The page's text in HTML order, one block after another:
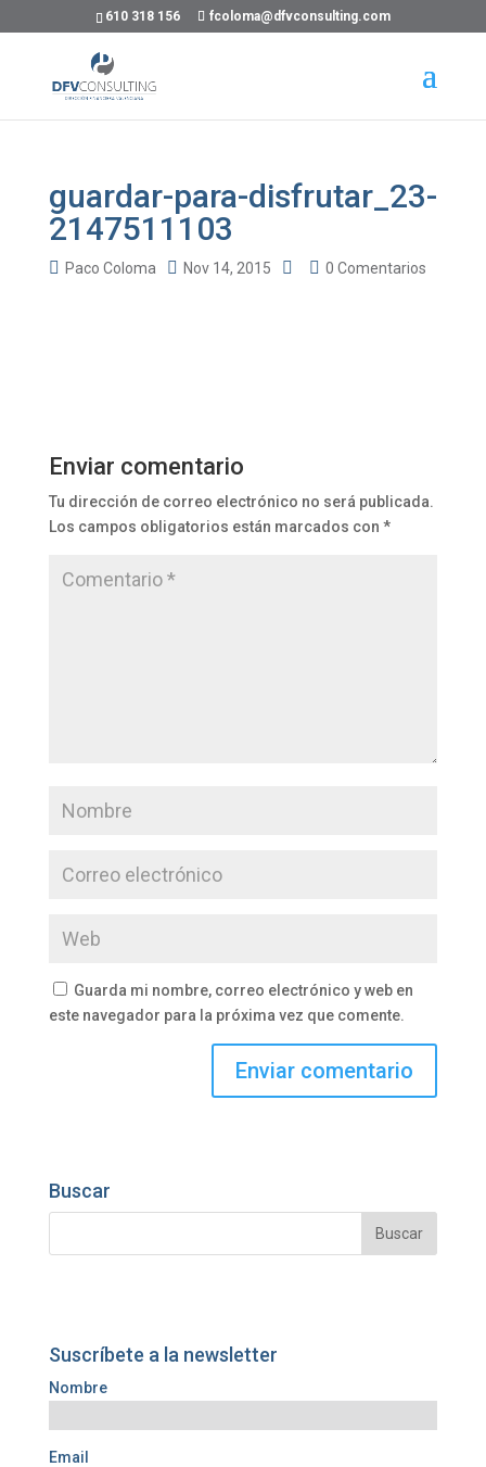
610 318 156 fcoloma@dfvconsulting.com
guardar-para-disfrutar_23-
2147511103
Paco Coloma Nov 14, 2015 0 Comentarios
Enviar comentario
Tu dirección de correo electrónico no será publicada.
Los campos obligatorios están marcados con *
Guarda mi nombre, correo electrónico y web en
este navegador para la próxima vez que comente.
Buscar
Suscríbete a la newsletter
Nombre
Email